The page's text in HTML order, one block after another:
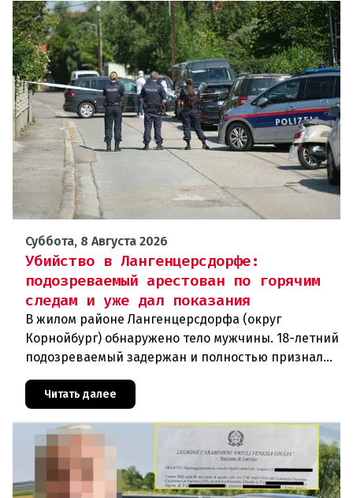
Суббота, 8 Августа 2026
Убийство в Лангенцерсдорфе:
подозреваемый арестован по горячим
следам и уже дал показания
В жилом районе Лангенцерсдорфа (округ
Корнойбург) обнаружено тело мужчины. 18-летний
подозреваемый задержан и полностью признал
свою вину. По данным следствия, преступление
могло быть совершено на поч
Читать далее